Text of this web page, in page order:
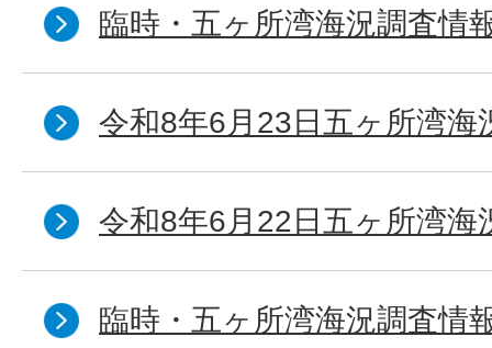
臨時・五ヶ所湾海況調査情
令和8年6月23日五ヶ所湾海
令和8年6月22日五ヶ所湾海
臨時・五ヶ所湾海況調査情